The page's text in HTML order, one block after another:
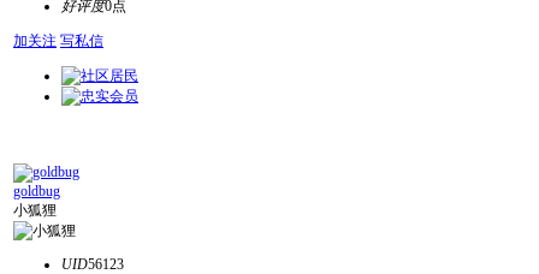
好评度0点
加关注 写私信
goldbug
小狐狸
UID56123